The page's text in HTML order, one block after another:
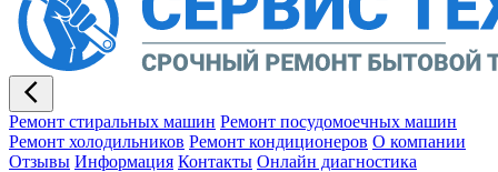
Ремонт стиральных машин Ремонт посудомоечных машин
Ремонт холодильников Ремонт кондиционеров О компании
Отзывы Информация Контакты Онлайн диагностика